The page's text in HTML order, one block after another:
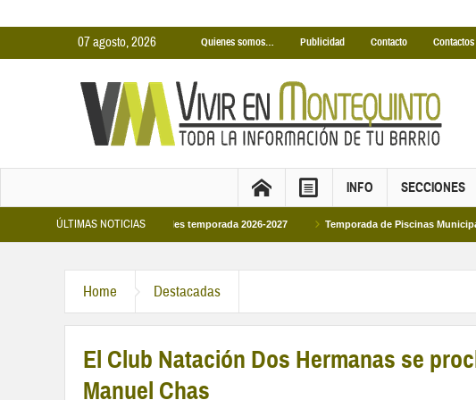
07 agosto, 2026 Quienes somos… Publicidad Contacto
INFO SECCIONES
ÚLTIMAS NOTICIAS
Cubiertas Municipales temporada 2026-2027 Temporada de Piscinas Municipales 2026
Home Destacadas
El Club Natación Dos Hermanas se
Manuel Chas